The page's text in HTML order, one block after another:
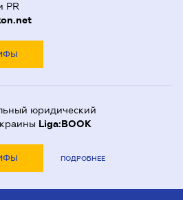
PR
юридический
Liga:BOOK
ПОДРОБНЕЕ